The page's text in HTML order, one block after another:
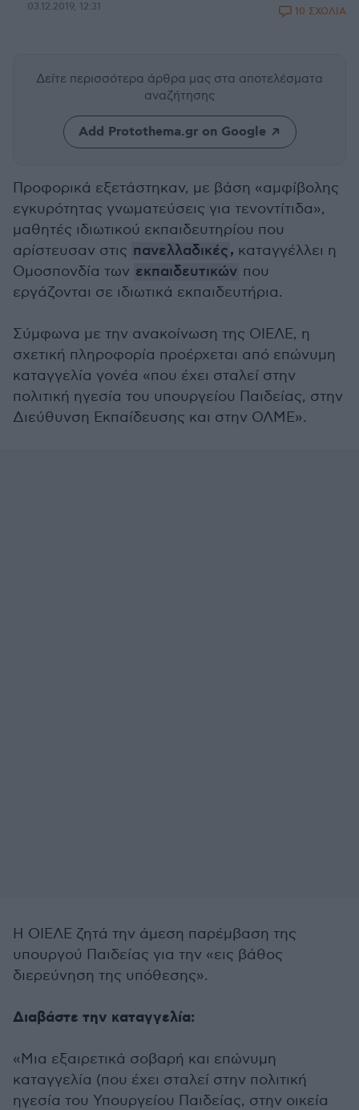
03.12.2019, 12:31 10 ΣΧΟΛΙΑ
Δείτε περισσότερα άρθρα μας στα αποτελέσματα
αναζήτησης
Add Protothema.gr on Google
Προφορικά εξετάστηκαν, με βάση «αμφίβολης
εγκυρότητας γνωματεύσεις για τενοντίτιδα»,
μαθητές ιδιωτικού εκπαιδευτηρίου που
αρίστευσαν στις πανελλαδικές, καταγγέλλει η
Ομοσπονδία των εκπαιδευτικών που
εργάζονται σε ιδιωτικά εκπαιδευτήρια.
Σύμφωνα με την ανακοίνωση της ΟΙΕΛΕ, η
σχετική πληροφορία προέρχεται από επώνυμη
καταγγελία γονέα «που έχει σταλεί στην
πολιτική ηγεσία του υπουργείου Παιδείας, στην
Διεύθυνση Εκπαίδευσης και στην ΟΛΜΕ».
Η ΟΙΕΛΕ ζητά την άμεση παρέμβαση της
υπουργού Παιδείας για την «εις βάθος
διερεύνηση της υπόθεσης».
Διαβάστε την καταγγελία:
«Μια εξαιρετικά σοβαρή και επώνυμη
καταγγελία (που έχει σταλεί στην πολιτική
ηγεσία του Υπουργείου Παιδείας, στην οικεία